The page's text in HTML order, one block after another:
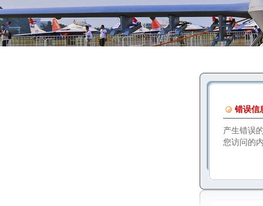
错误信
产生错误
您访问的